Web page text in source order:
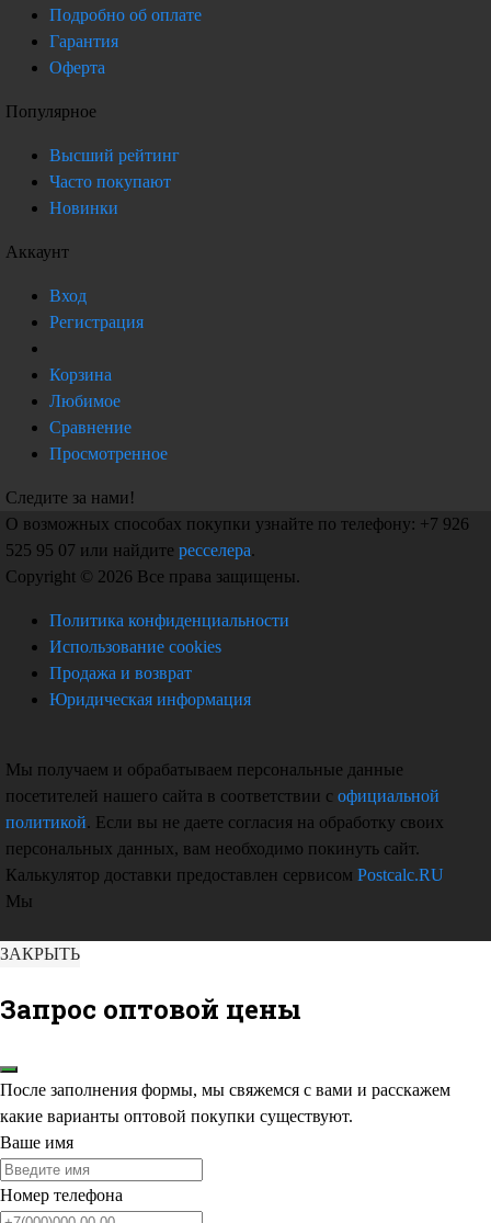
Подробно об оплате
Гарантия
Оферта
Популярное
Высший рейтинг
Часто покупают
Новинки
Аккаунт
Вход
Регистрация
Корзина
Любимое
Сравнение
Просмотренное
Следите за нами!
О возможных способах покупки узнайте по телефону: +7 926
525 95 07 или найдите ресселера.
Copyright © 2026 Все права защищены.
Политика конфиденциальности
Использование cookies
Продажа и возврат
Юридическая информация
Мы получаем и обрабатываем персональные данные
посетителей нашего сайта в соответствии с официальной
политикой. Если вы не даете согласия на обработку своих
персональных данных, вам необходимо покинуть сайт.
Калькулятор доставки предоставлен сервисом Postcalc.RU
Мы
ЗАКРЫТЬ
Запрос оптовой цены
После заполнения формы, мы свяжемся с вами и расскажем
какие варианты оптовой покупки существуют.
Ваше имя
Номер телефона